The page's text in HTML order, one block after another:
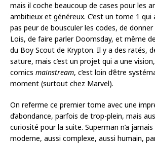
mais il coche beaucoup de cases pour les
ambitieux et généreux. C’est un tome 1 qui
pas peur de bousculer les codes, de donner
Lois, de faire parler Doomsday, et même
du Boy Scout de Krypton. Il y a des ratés,
sature, mais c’est un projet qui a une
comics mainstream, c’est loin d’être
moment (surtout chez Marvel).
On referme ce premier tome avec une
d’abondance, parfois de trop-plein, mais
curiosité pour la suite. Superman n’a
moderne, aussi complexe, aussi humain,